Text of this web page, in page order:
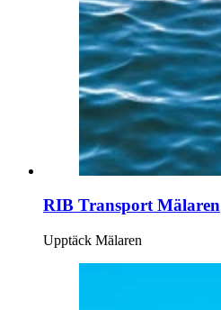
RIB Transport Mälaren
Upptäck Mälaren